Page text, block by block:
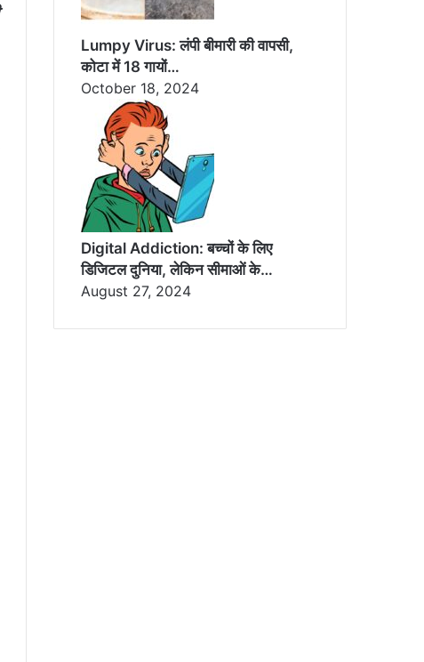
Lumpy Virus: लंपी बीमारी की वापसी,
कोटा में 18 गायों…
October 18, 2024
Digital Addiction: बच्चों के लिए
डिजिटल दुनिया, लेकिन सीमाओं के…
August 27, 2024